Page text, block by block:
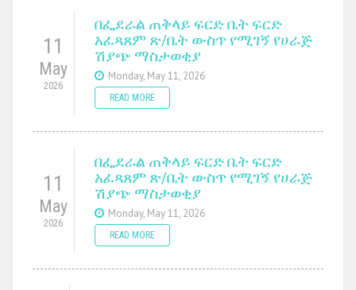
11
May
2026
በፌደራል ጠቅላይ ፍርድ ቤት ፍርድ
አፈጻጸም ጽ/ቤት ውስጥ የሚገኝ የሀራጅ
ሽያጭ ማስታወቂያ
Monday, May 11, 2026
READ MORE
11
May
2026
በፌደራል ጠቅላይ ፍርድ ቤት ፍርድ
አፈጻጸም ጽ/ቤት ውስጥ የሚገኝ የሀራጅ
ሽያጭ ማስታወቂያ
Monday, May 11, 2026
READ MORE